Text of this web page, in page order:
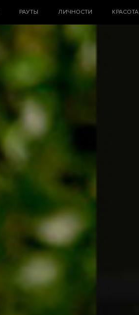
РАУТЫ ЛИЧНОСТИ КРАСОТА